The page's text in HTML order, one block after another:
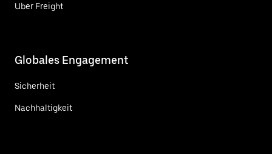
Uber Freight
Globales Engagement
Sicherheit
Nachhaltigkeit